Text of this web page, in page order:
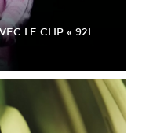
LE CLIP « 92I